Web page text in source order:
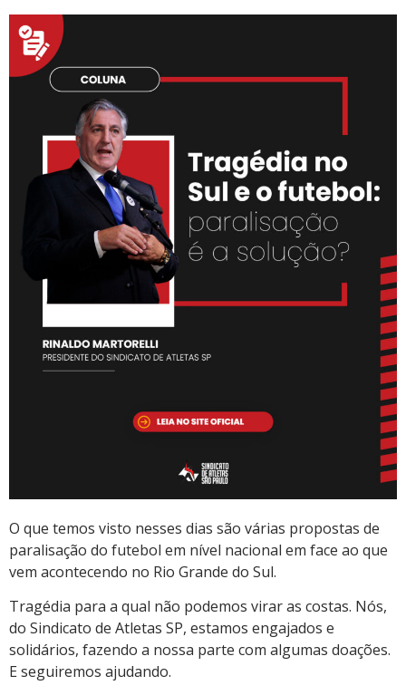
O que temos visto nesses dias são várias propostas de
paralisação do futebol em nível nacional em face ao que
vem acontecendo no Rio Grande do Sul.
Tragédia para a qual não podemos virar as costas. Nós,
do Sindicato de Atletas SP, estamos engajados e
solidários, fazendo a nossa parte com algumas doações.
E seguiremos ajudando.